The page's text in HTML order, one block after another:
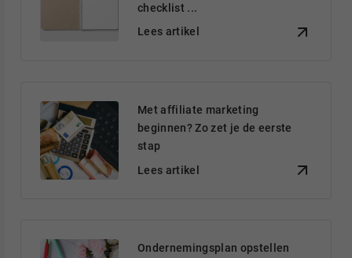
checklist ...
Lees artikel
Met affiliate marketing
beginnen? Zo zet je de eerste
stap
Lees artikel
Ondernemingsplan opstellen